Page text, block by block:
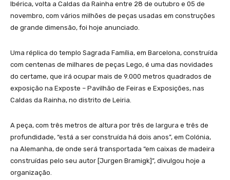
Ibérica, volta a Caldas da Rainha entre 28 de outubro e 05 de
novembro, com vários milhões de peças usadas em construções
de grande dimensão, foi hoje anunciado.
Uma réplica do templo Sagrada Família, em Barcelona, construída
com centenas de milhares de peças Lego, é uma das novidades
do certame, que irá ocupar mais de 9.000 metros quadrados de
exposição na Exposte – Pavilhão de Feiras e Exposições, nas
Caldas da Rainha, no distrito de Leiria.
A peça, com três metros de altura por três de largura e três de
profundidade, “está a ser construída há dois anos”, em Colónia,
na Alemanha, de onde será transportada “em caixas de madeira
construídas pelo seu autor [Jurgen Bramigk]”, divulgou hoje a
organização.